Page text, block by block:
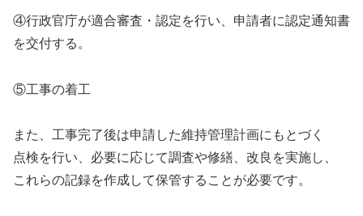
④行政官庁が適合審査・認定を行い、申請者に認定通知書
を交付する。
⑤工事の着工
また、工事完了後は申請した維持管理計画にもとづく
点検を行い、必要に応じて調査や修繕、改良を実施し、
これらの記録を作成して保管することが必要です。